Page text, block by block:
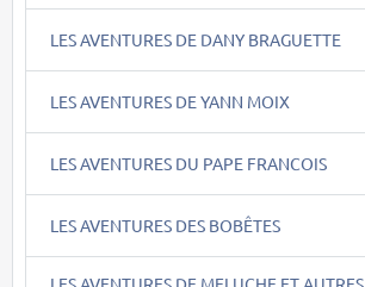
LES AVENTURES DE DANY BRAGUETTE
LES AVENTURES DE YANN MOIX
LES AVENTURES DU PAPE FRANCOIS
LES AVENTURES DES BOBÊTES